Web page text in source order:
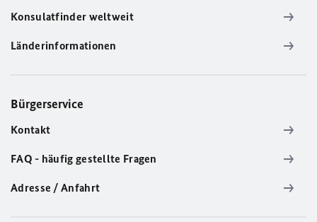
Konsulatfinder weltweit
Länderinformationen
Bürgerservice
Kontakt
FAQ - häufig gestellte Fragen
Adresse / Anfahrt